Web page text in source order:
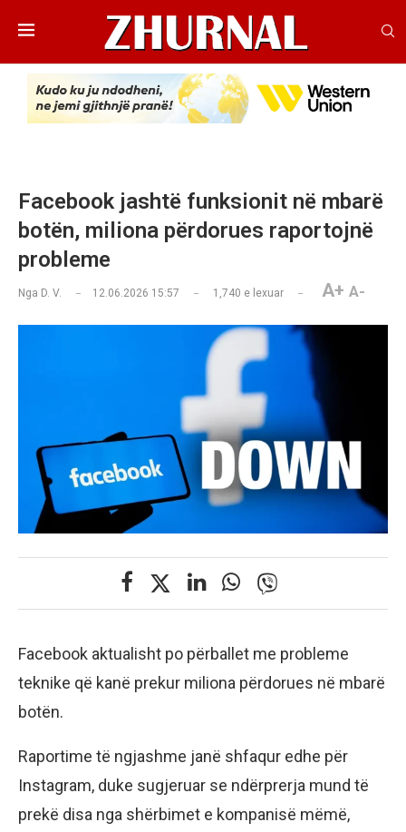
Facebook jashtë funksionit në mbarë
botën, miliona përdorues raportojnë
probleme
Nga D. V. 12.06.2026 15:57 1,740 e lexuar A+ A-
Facebook aktualisht po përballet me probleme
teknike që kanë prekur miliona përdorues në mbarë
botën.
Raportime të ngjashme janë shfaqur edhe për
Instagram, duke sugjeruar se ndërprerja mund të
prekë disa nga shërbimet e kompanisë mëmë,